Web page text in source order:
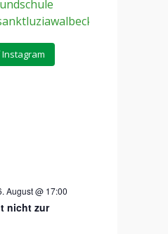
August @ 17:00
nicht zur